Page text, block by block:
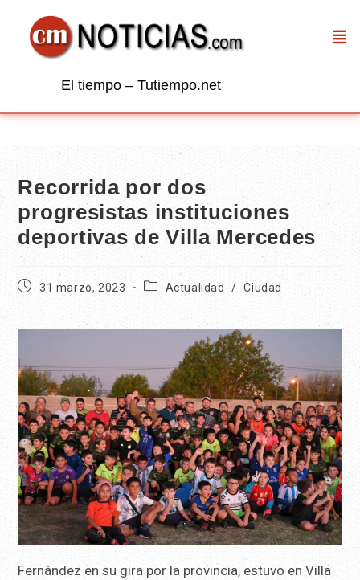
El tiempo – Tutiempo.net
Recorrida por dos
progresistas instituciones
deportivas de Villa Mercedes
31 marzo, 2023 Actualidad / Ciudad
Fernández en su gira por la provincia, estuvo en Villa